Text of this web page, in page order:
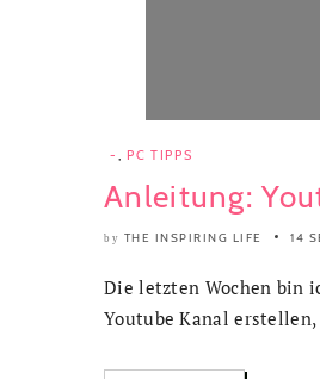
- PC TIPPS
Anleitung:
by THE INSPIRING LIFE 14
Die letzten Wochen bin
Youtube Kanal